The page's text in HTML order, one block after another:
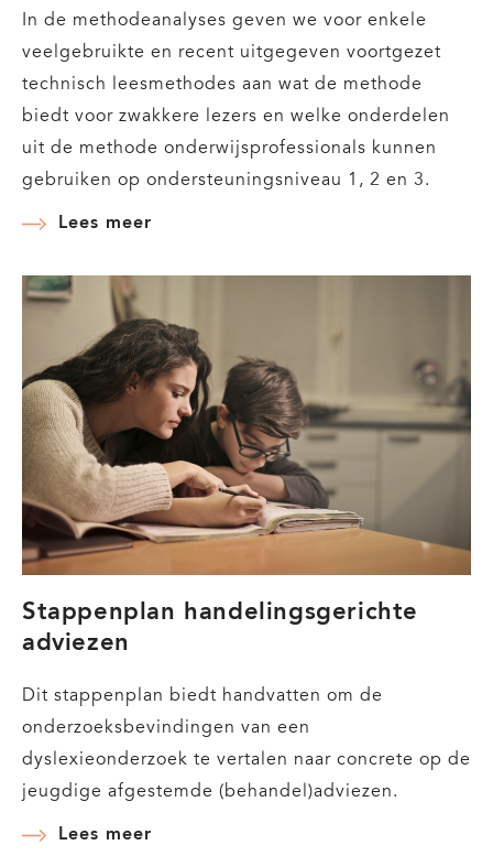
In de methodeanalyses geven we voor enkele
veelgebruikte en recent uitgegeven voortgezet
technisch leesmethodes aan wat de methode
biedt voor zwakkere lezers en welke onderdelen
uit de methode onderwijsprofessionals kunnen
gebruiken op ondersteuningsniveau 1, 2 en 3.
Lees meer
analyses
Stappenplan handelingsgerichte
adviezen
Dit stappenplan biedt handvatten om de
onderzoeksbevindingen van een
dyslexieonderzoek te vertalen naar concrete op de
jeugdige afgestemde (behandel)adviezen.
Lees meer